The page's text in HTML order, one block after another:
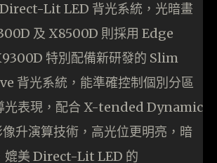
Lit LED 背光系統，光暗畫
及 X8500D 則採用 Edge
特別配備新研發的 Slim
背光系統，能準確控制個別分區
光表現，配合 X-tended Dynamic
升演算技術，高光位更明亮，暗
媲美 Direct-Lit LED 的